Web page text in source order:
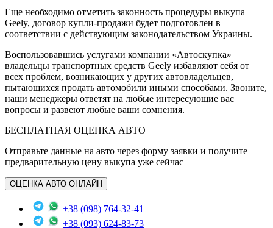
Еще необходимо отметить законность процедуры выкупа
Geely, договор купли-продажи будет подготовлен в
соответствии с действующим законодательством Украины.
Воспользовавшись услугами компании «Автоскупка»
владельцы транспортных средств Geely избавляют себя от
всех проблем, возникающих у других автовладельцев,
пытающихся продать автомобили иными способами. Звоните,
наши менеджеры ответят на любые интересующие вас
вопросы и развеют любые ваши сомнения.
БЕСПЛАТНАЯ ОЦЕНКА АВТО
Отправьте данные на авто через форму заявки и получите
предварительную цену выкупа уже сейчас
ОЦЕНКА АВТО ОНЛАЙН
+38 (098) 764-32-41
+38 (093) 624-83-73